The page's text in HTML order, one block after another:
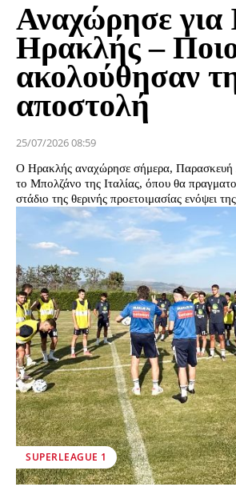
Αναχώρησε για
Ηρακλής –
ακολούθησαν
αποστολή
25/07/2026 08:59
Ο Ηρακλής αναχώρησε σήμερα, Παρασκευή
το Μπολζάνο της Ιταλίας, όπου θα
στάδιο της θερινής προετοιμασίας ενόψει
SUPERLEAGUE 1